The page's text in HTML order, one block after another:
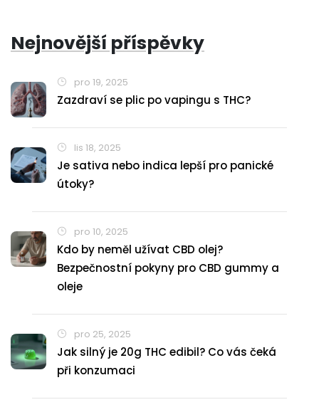
Nejnovější příspěvky
pro 19, 2025
Zazdraví se plic po vapingu s THC?
lis 18, 2025
Je sativa nebo indica lepší pro panické
útoky?
pro 10, 2025
Kdo by neměl užívat CBD olej?
Bezpečnostní pokyny pro CBD gummy a
oleje
pro 25, 2025
Jak silný je 20g THC edibil? Co vás čeká
při konzumaci